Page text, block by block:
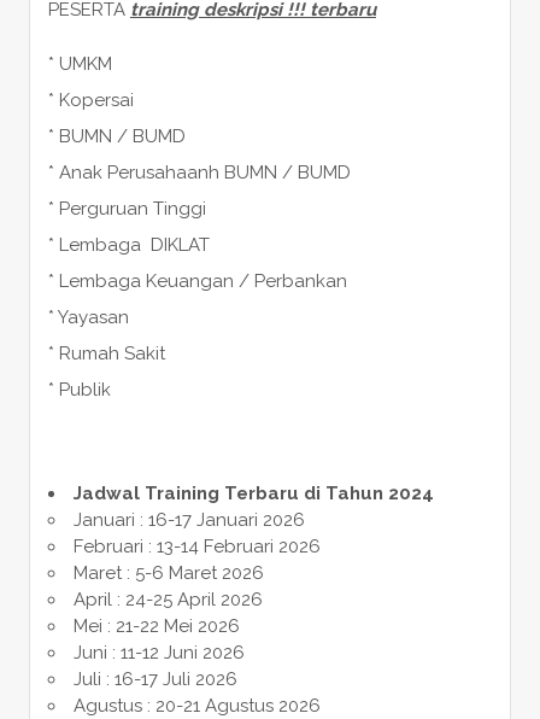
PESERTA training deskripsi !!! terbaru
* UMKM
* Kopersai
* BUMN / BUMD
* Anak Perusahaanh BUMN / BUMD
* Perguruan Tinggi
* Lembaga DIKLAT
* Lembaga Keuangan / Perbankan
* Yayasan
* Rumah Sakit
* Publik
Jadwal Training Terbaru di Tahun 2024
Januari : 16-17 Januari 2026
Februari : 13-14 Februari 2026
Maret : 5-6 Maret 2026
April : 24-25 April 2026
Mei : 21-22 Mei 2026
Juni : 11-12 Juni 2026
Juli : 16-17 Juli 2026
Agustus : 20-21 Agustus 2026